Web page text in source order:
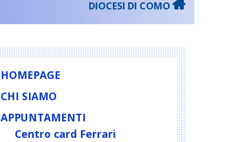
DIOCESI DI COMO
HOMEPAGE
CHI SIAMO
APPUNTAMENTI
Centro card Ferrari